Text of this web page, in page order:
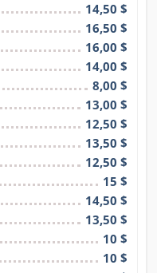
14,50 $
16,50 $
16,00 $
14,00 $
8,00 $
13,00 $
12,50 $
13,50 $
12,50 $
15 $
14,50 $
13,50 $
10 $
10 $